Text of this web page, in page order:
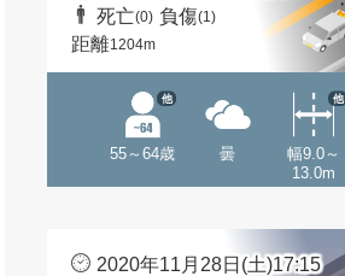
死亡(0) 負傷(1)
距離1204m
55～64歳
他
曇
幅9.0～
13.0m
他
2020年11月28日(土)17:15